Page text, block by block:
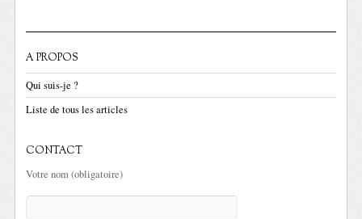
A PROPOS
Qui suis-je ?
Liste de tous les articles
CONTACT
Votre nom (obligatoire)